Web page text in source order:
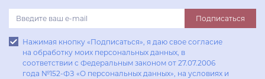
Подписаться
Нажимая кнопку «Подписаться», я даю свое согласие
на обработку моих персональных данных, в
соответствии с Федеральным законом от 27.07.2006
года №152-ФЗ «О персональных данных», на условиях и